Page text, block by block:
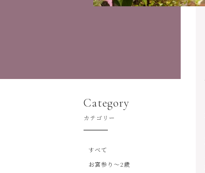
Category
カテゴリー
すべて
お宮参り～2歳